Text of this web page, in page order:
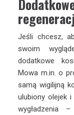
Jeśli chcesz,
swoim
dodatkowe
Mowa m.in. o
samą wigilijną
ulubiony olejek